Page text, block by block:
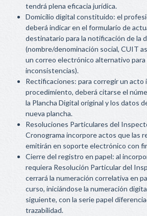
tendrá plena eficacia jurídica.
Domicilio digital constituido: el
deberá indicar en el formulario de
destinatario para la notificación de la
(nombre/denominación social, CUIT
un correo electrónico alternativo para
inconsistencias).
Rectificaciones: para corregir un
procedimiento, deberá citarse el
la Plancha Digital original y los datos
nueva plancha.
Resoluciones Particulares del
Cronograma incorpore actos que las
emitirán en soporte electrónico con
Cierre del registro en papel: al
requiera Resolución Particular del
cerrará la numeración correlativa en
curso, iniciándose la numeración
siguiente, con la serie papel
trazabilidad.